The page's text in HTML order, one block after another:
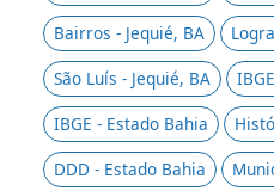
Bairros - Jequié, BA
São Luís - Jequié, BA
IBGE - Estado Bahia
DDD - Estado Bahia